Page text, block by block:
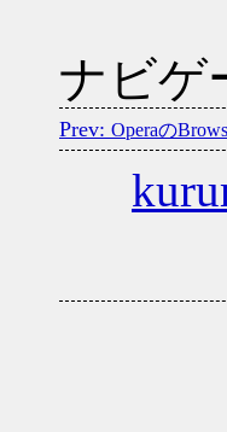
ナビゲ
Operaの